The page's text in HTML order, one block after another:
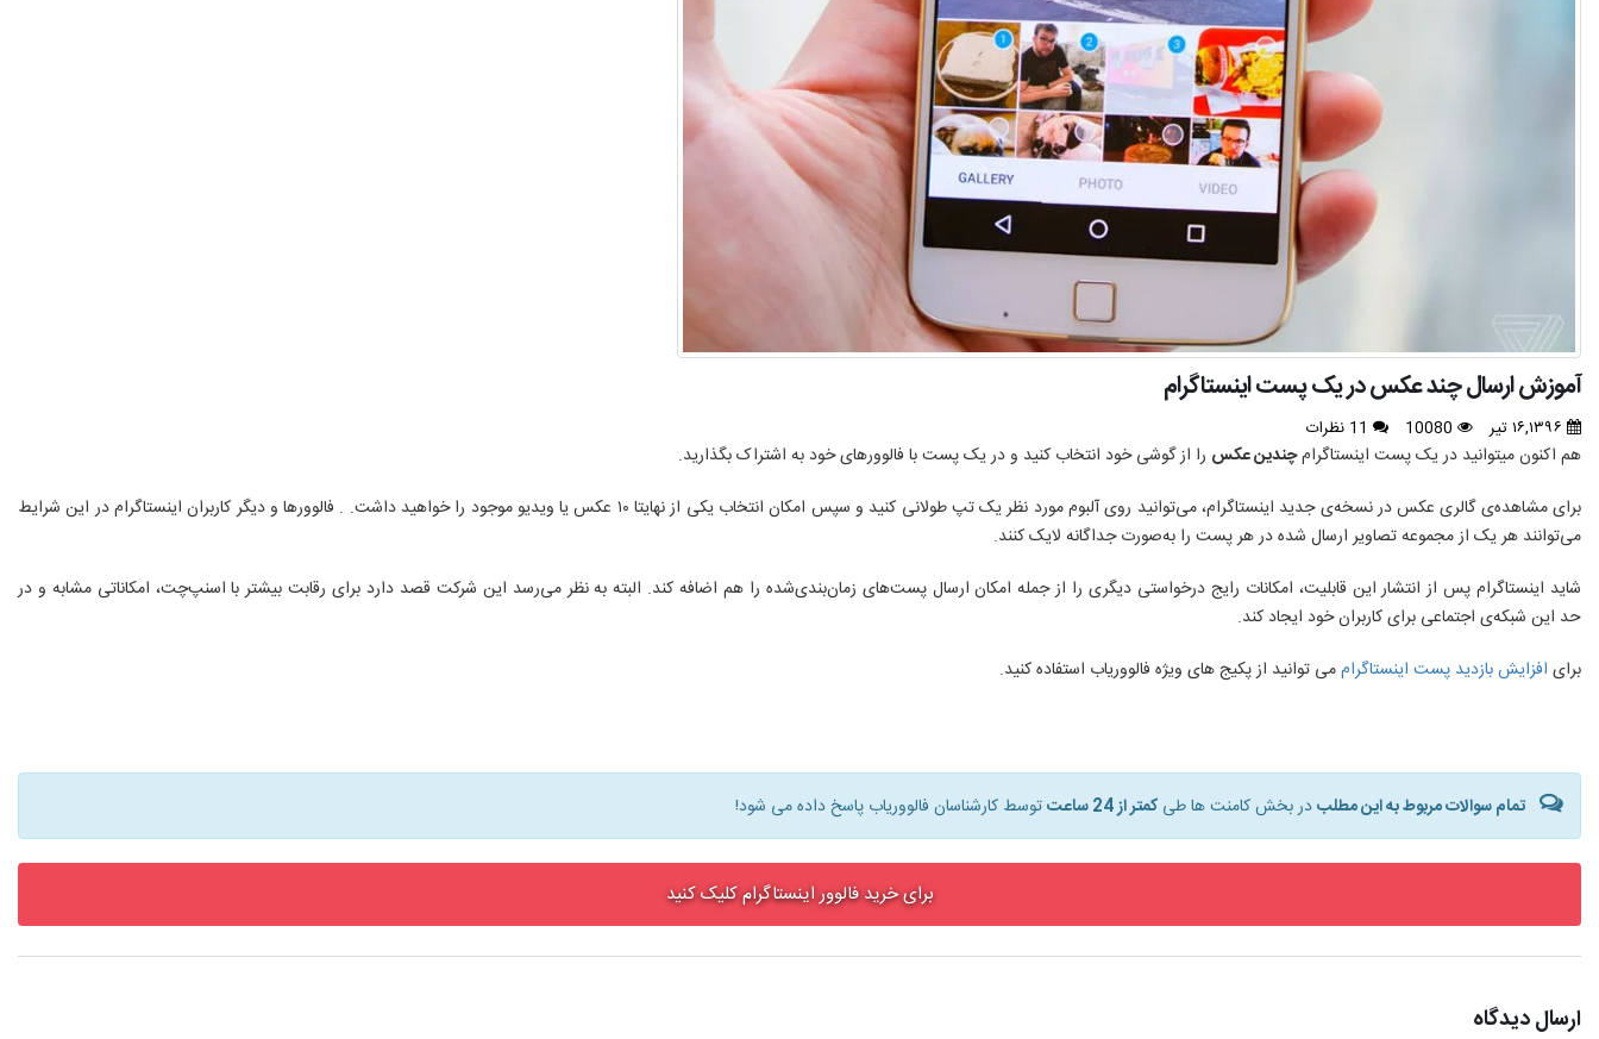
آموزش ارسال چند عکس در یک پست اینستاگرام
هم اکنون میتوانید در یک پست اینستاگرامچندین عکس را از گوشی خود انتخاب کنید و در یک پست با فالوورهای خود به اشتراک بگذارید.
برای مشاهده‌ی گالری عکس در نسخه‌ی جدید اینستاگرام، می‌توانید روی آلبوم مورد نظر یک تپ طولانی کنید و سپس امکان انتخاب یکی از نهایتا ۱۰ عکس یا ویدیو موجود را خواهید داشت. . فالوور‌ها و دیگر کاربران اینستاگرام در این شرایط
می‌توانند هر یک از مجموعه تصاویر ارسال شده در هر پست را به‌صورت جداگانه لایک کنند.
شاید اینستاگرام پس از انتشار این قابلیت، امکانات رایج درخواستی دیگری را از جمله امکان ارسال پست‌های زمان‌بندی‌شده را هم اضافه کند. البته به نظر می‌رسد این شرکت قصد دارد برای رقابت بیشتر با اسنپ‌چت، امکاناتی مشابه و در
حد این شبکه‌ی اجتماعی برای کاربران خود ایجاد کند.
برای افزایش بازدید پست اینستاگراممی توانید از پکیج های ویژه فالووریاب استفاده کنید.
تمام سوالات مربوط به این مطلبدر بخش کامنت ها طیکمتر از 24 ساعت توسط کارشناسان فالووریاب پاسخ داده می شود!
برای خرید فالوور اینستاگرام کلیک کنید
ارسال دیدگاه